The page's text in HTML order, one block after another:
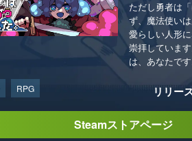
ただし勇者は
ず、魔法使い
愛らしい人形
崇拝していま
は、あなたです
RPG リリー
Steamストアページ